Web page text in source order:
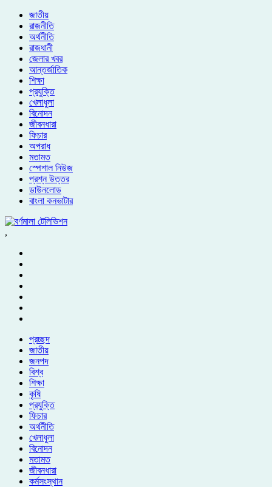
জাতীয়
রাজনীতি
অর্থনীতি
রাজধানী
জেলার খবর
আন্তর্জাতিক
শিক্ষা
প্রযুক্তি
খেলাধুলা
বিনোদন
জীবনধারা
ফিচার
অপরাধ
মতামত
স্পেশাল নিউজ
প্রশ্ন উত্তর
ডাউনলোড
বাংলা কনভাটার
,
প্রচ্ছদ
জাতীয়
জনপদ
বিশ্ব
শিক্ষা
কৃষি
প্রযুক্তি
ফিচার
অর্থনীতি
খেলাধুলা
বিনোদন
মতামত
জীবনধারা
কর্মসংস্থান